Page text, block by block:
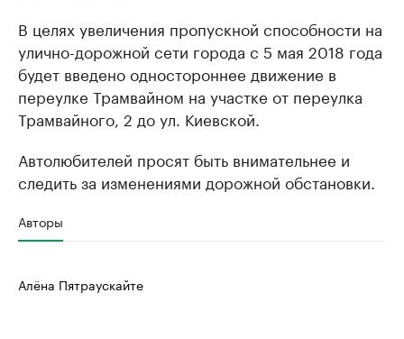
В целях увеличения пропускной способности на
улично-дорожной сети города с 5 мая 2018 года
будет введено одностороннее движение в
переулке Трамвайном на участке от переулка
Трамвайного, 2 до ул. Киевской.
Автолюбителей просят быть внимательнее и
следить за изменениями дорожной обстановки.
Авторы
Алёна Пятраускайте